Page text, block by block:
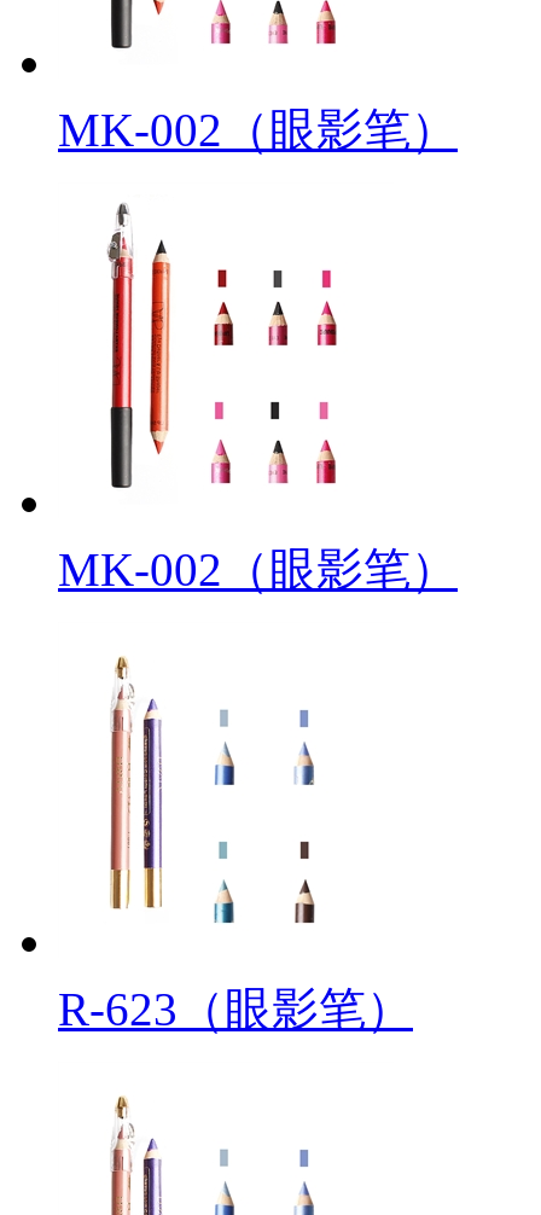
MK-002（眼影笔）
MK-002（眼影笔）
R-623（眼影笔）